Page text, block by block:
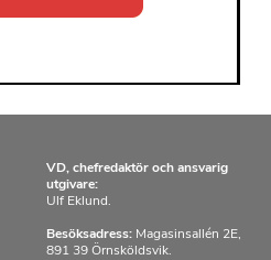
VD, chefredaktör och ansvarig
utgivare:
Ulf Eklund.
Besöksadress: Magasinsallén 2E,
891 39 Örnsköldsvik.